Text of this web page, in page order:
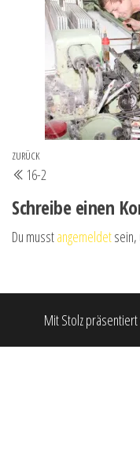
Beitrags-
Navigation
Vorheriger
Beitrag
ZURÜCK
16-2
Schreibe einen
Du musstangemeldetsein,
Mit Stolz präsentiert